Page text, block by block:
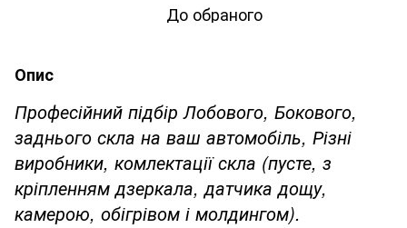
До обраного
Опис
Професійний підбір Лобового, Бокового,
заднього скла на ваш автомобіль, Різні
виробники, комлектації скла (пусте, з
кріпленням дзеркала, датчика дощу,
камерою, обігрівом і молдингом).